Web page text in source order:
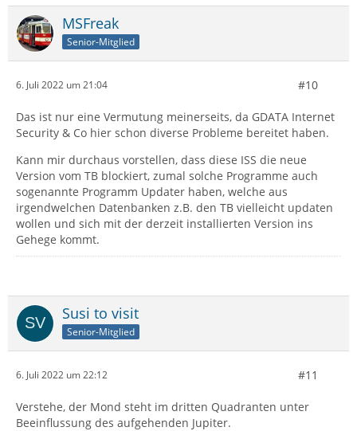
MSFreak
Senior-Mitglied
6. Juli 2022 um 21:04 #10
Das ist nur eine Vermutung meinerseits, da GDATA Internet
Security & Co hier schon diverse Probleme bereitet haben.
Kann mir durchaus vorstellen, dass diese ISS die neue
Version vom TB blockiert, zumal solche Programme auch
sogenannte Programm Updater haben, welche aus
irgendwelchen Datenbanken z.B. den TB vielleicht updaten
wollen und sich mit der derzeit installierten Version ins
Gehege kommt.
Susi to visit
Senior-Mitglied
6. Juli 2022 um 22:12 #11
Verstehe, der Mond steht im dritten Quadranten unter
Beeinflussung des aufgehenden Jupiter.